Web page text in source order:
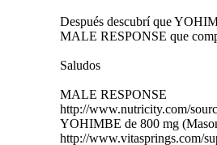
Después descubrí que
MALE RESPONSE que
Saludos
MALE RESPONSE
http://www.nutricity.com/
YOHIMBE de 800 mg
http://www.vitasprings.com/